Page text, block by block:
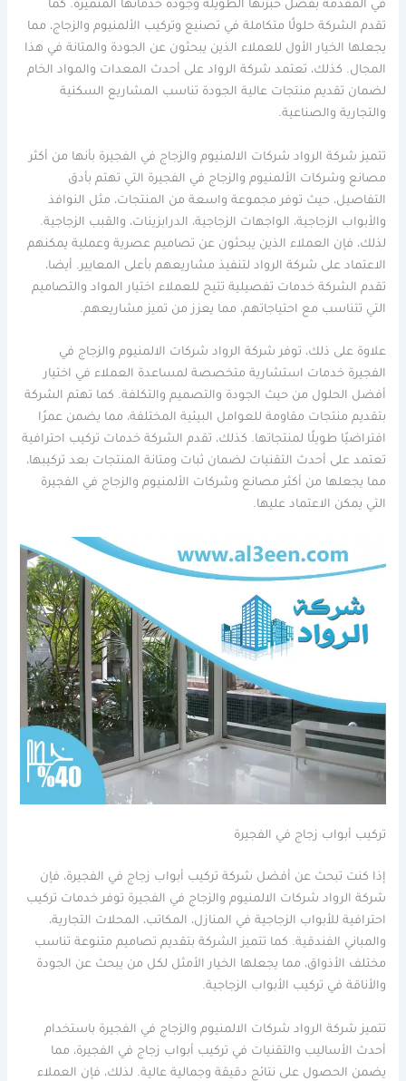
في المقدمة بفضل خبرتها الطويلة وجودة خدماتها المتميزة. كما
تقدم الشركة حلولًا متكاملة في تصنيع وتركيب الألمنيوم والزجاج، مما
يجعلها الخيار الأول للعملاء الذين يبحثون عن الجودة والمتانة في هذا
المجال. كذلك، تعتمد شركة الرواد على أحدث المعدات والمواد الخام
لضمان تقديم منتجات عالية الجودة تناسب المشاريع السكنية
والتجارية والصناعية.
تتميز شركة الرواد شركات الالمنيوم والزجاج في الفجيرة بأنها من أكثر
مصانع وشركات الألمنيوم والزجاج في الفجيرة التي تهتم بأدق
التفاصيل، حيث توفر مجموعة واسعة من المنتجات، مثل النوافذ
والأبواب الزجاجية، الواجهات الزجاجية، الدرابزينات، والقبب الزجاجية.
لذلك، فإن العملاء الذين يبحثون عن تصاميم عصرية وعملية يمكنهم
الاعتماد على شركة الرواد لتنفيذ مشاريعهم بأعلى المعايير. أيضا،
تقدم الشركة خدمات تفصيلية تتيح للعملاء اختيار المواد والتصاميم
التي تتناسب مع احتياجاتهم، مما يعزز من تميز مشاريعهم.
علاوة على ذلك، توفر شركة الرواد شركات الالمنيوم والزجاج في
الفجيرة خدمات استشارية متخصصة لمساعدة العملاء في اختيار
أفضل الحلول من حيث الجودة والتصميم والتكلفة. كما تهتم الشركة
بتقديم منتجات مقاومة للعوامل البيئية المختلفة، مما يضمن عمرًا
افتراضيًا طويلًا لمنتجاتها. كذلك، تقدم الشركة خدمات تركيب احترافية
تعتمد على أحدث التقنيات لضمان ثبات ومتانة المنتجات بعد تركيبها،
مما يجعلها من أكثر مصانع وشركات الألمنيوم والزجاج في الفجيرة
التي يمكن الاعتماد عليها.
تركيب أبواب زجاج في الفجيرة
إذا كنت تبحث عن أفضل شركة تركيب أبواب زجاج في الفجيرة، فإن
شركة الرواد شركات الالمنيوم والزجاج في الفجيرة توفر خدمات تركيب
احترافية للأبواب الزجاجية في المنازل، المكاتب، المحلات التجارية،
والمباني الفندقية. كما تتميز الشركة بتقديم تصاميم متنوعة تناسب
مختلف الأذواق، مما يجعلها الخيار الأمثل لكل من يبحث عن الجودة
والأناقة في تركيب الأبواب الزجاجية.
تتميز شركة الرواد شركات الالمنيوم والزجاج في الفجيرة باستخدام
أحدث الأساليب والتقنيات في تركيب أبواب زجاج في الفجيرة، مما
يضمن الحصول على نتائج دقيقة وجمالية عالية. لذلك، فإن العملاء